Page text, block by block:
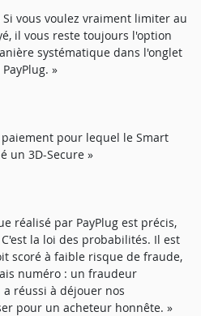
vous voulez vraiment limiter au
il vous reste toujours l'option
systématique dans l'onglet
»
pour lequel le Smart
un 3D-Secure »
réalisé par PayPlug est précis,
la loi des probabilités. Il est
scoré à faible risque de fraude,
numéro : un fraudeur
réussi à déjouer nos
pour un acheteur honnête. »